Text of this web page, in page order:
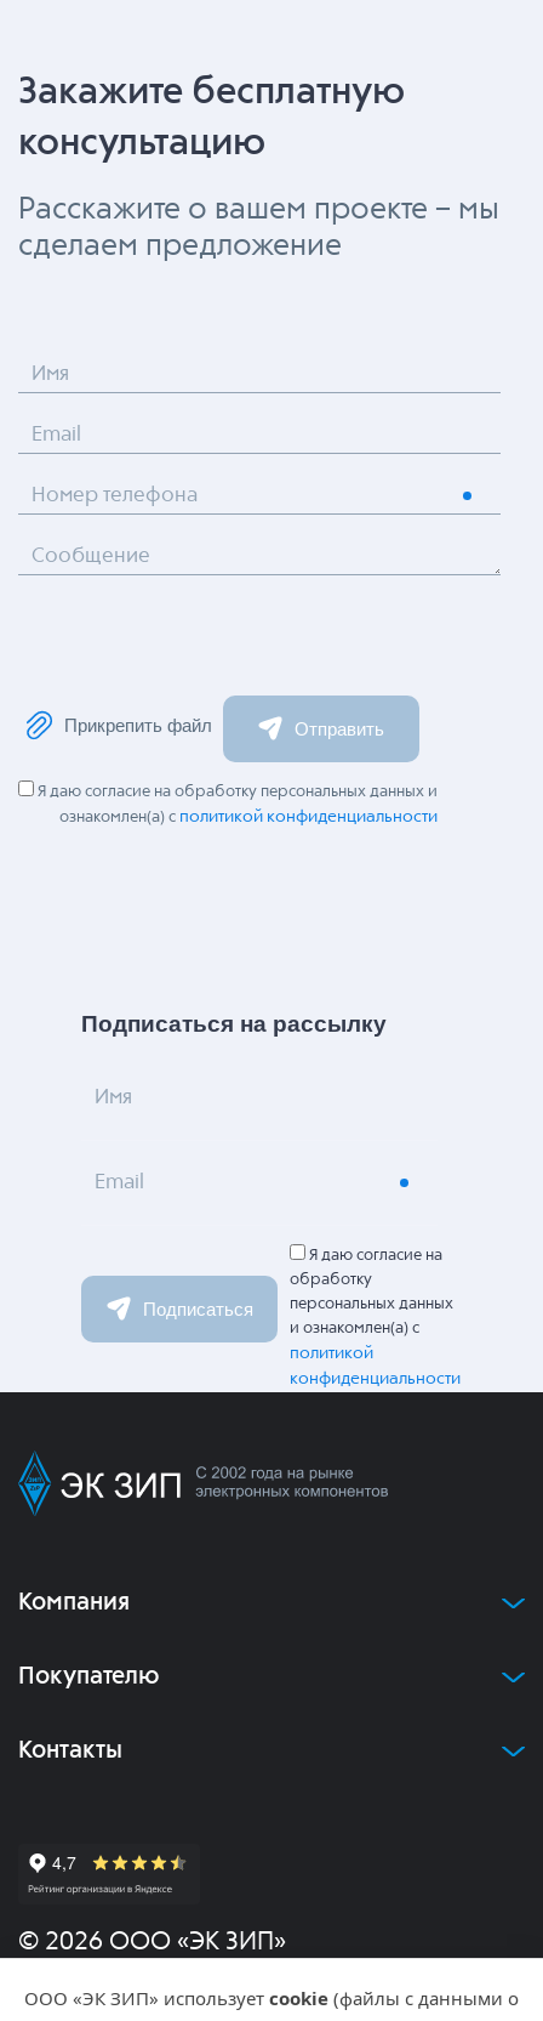
Закажите бесплатную
консультацию
Расскажите о вашем проекте – мы
сделаем предложение
Имя
Email
Номер телефона
Сообщение
Прикрепить файл Отправить
Я даю согласие на обработку персональных данных и
ознакомлен(а) с политикой конфиденциальности
Подписаться на рассылку
Имя
Email
Подписаться
Я даю согласие на
обработку
персональных данных
и ознакомлен(а) с
политикой
конфиденциальности
Компания
Покупателю
Контакты
© 2026 ООО «ЭК ЗИП»
Политика конфиденциальности
ООО «ЭК ЗИП» использует cookie (файлы с данными о